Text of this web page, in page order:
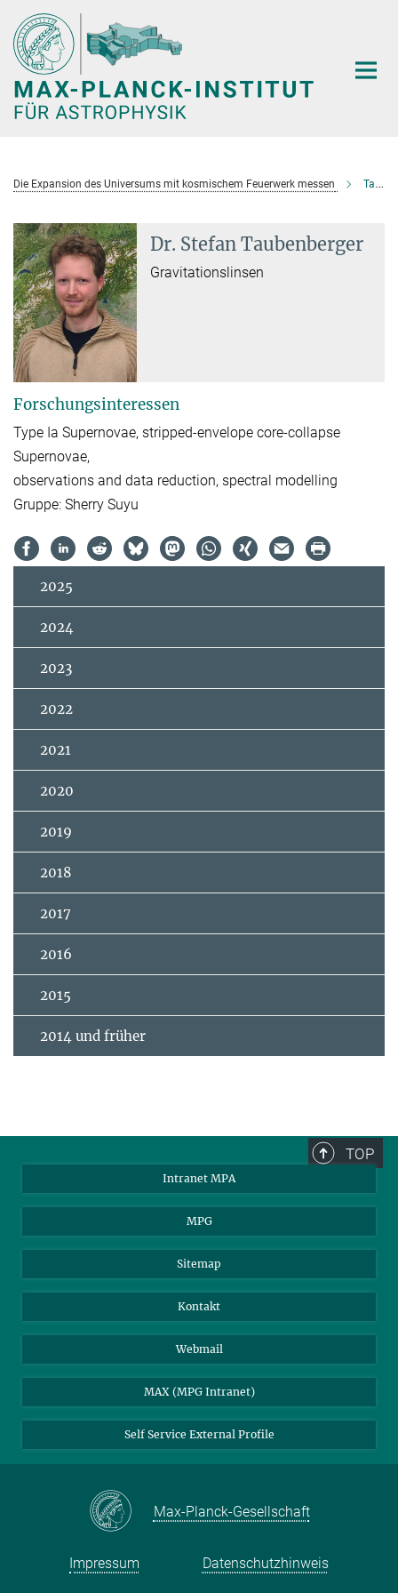
Hauptinhalt
Die Expansion des Universums mit kosmischem Feuerwerk messen Taubenberger, Stefan
Dr. Stefan Taubenberger
Gravitationslinsen
Forschungsinteressen
Type Ia Supernovae, stripped-envelope core-collapse
Supernovae,
observations and data reduction, spectral modelling
Gruppe: Sherry Suyu
2025
2024
2023
2022
2021
2020
2019
2018
2017
2016
2015
2014 und früher
TOP
Intranet MPA
MPG
Sitemap
Kontakt
Webmail
MAX (MPG Intranet)
Self Service External Profile
Max-Planck-Gesellschaft
Impressum Datenschutzhinweis